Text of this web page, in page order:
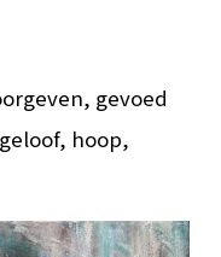
gevoed
hoop,